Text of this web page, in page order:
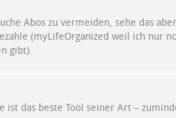
Abos zu vermeiden, sehe das
(myLifeOrganized weil ich nur
gibt).
ist das beste Tool seiner Art –